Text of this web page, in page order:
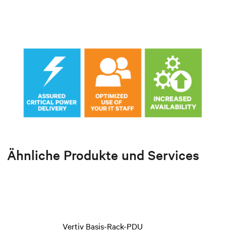
Ähnliche Produkte und Services
Vertiv Basis-Rack-PDU